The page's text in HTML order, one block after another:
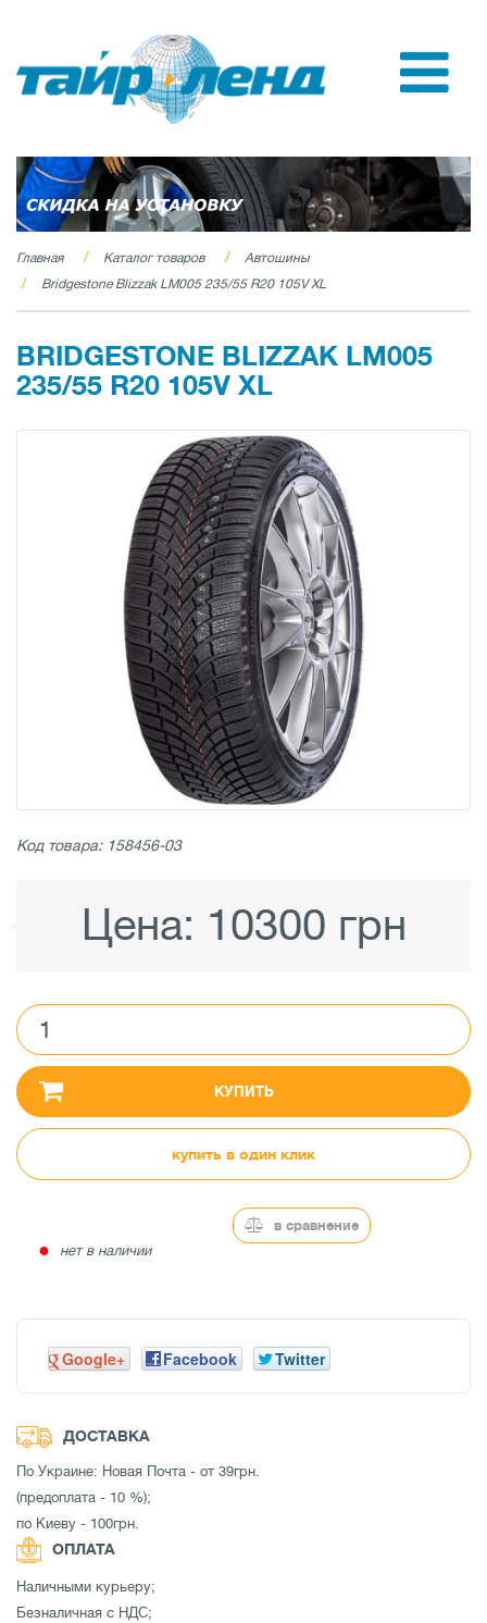
Главная Каталог товаров
Автошины
Bridgestone Blizzak LM005 235/55 R20 105V XL
BRIDGESTONE BLIZZAK LM005
235/55 R20 105V XL
Код товара: 158456-03
Цена: 10300 грн
КУПИТЬ
купить в один клик
● нет в наличии
в сравнение
Google+ Facebook Twitter
ДОСТАВКА
По Украине: Новая Почта - от 39грн.
(предоплата - 10 %);
по Киеву - 100грн.
ОПЛАТА
Наличными курьеру;
Безналичная с НДС;